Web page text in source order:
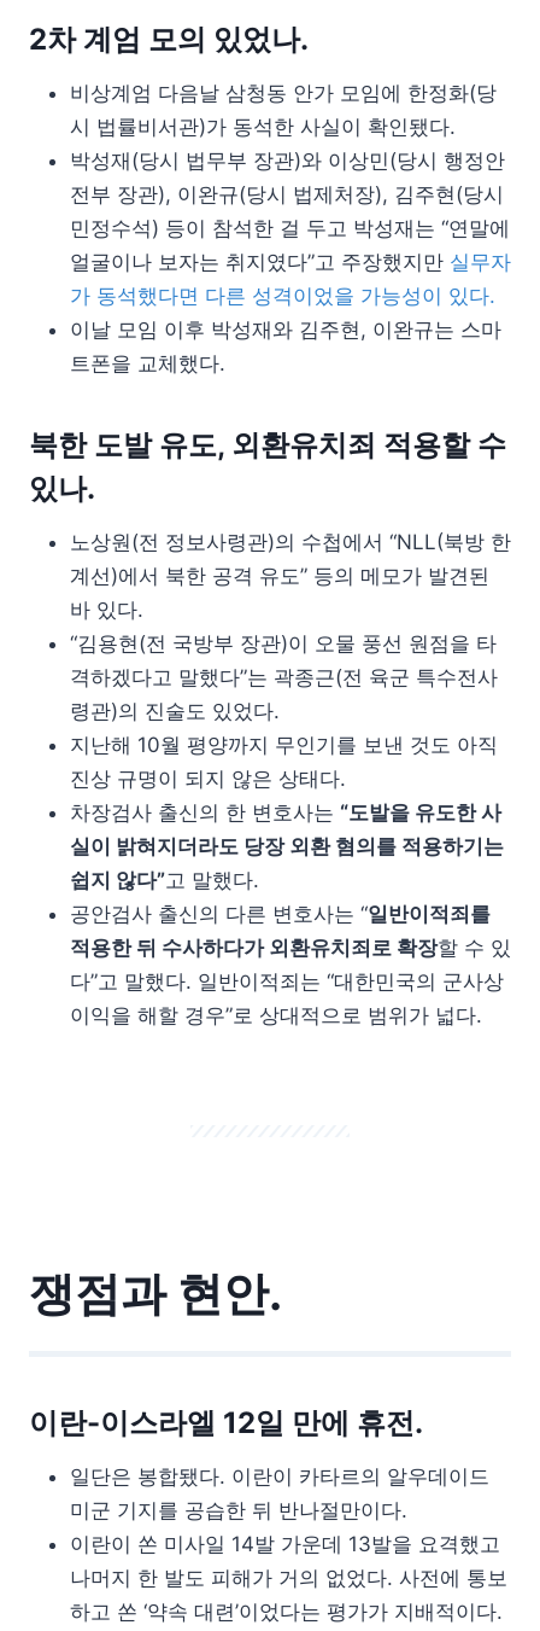
2차 계엄 모의 있었나.
비상계엄 다음날 삼청동 안가 모임에 한정화(당
시 법률비서관)가 동석한 사실이 확인됐다.
박성재(당시 법무부 장관)와 이상민(당시 행정안
전부 장관), 이완규(당시 법제처장), 김주현(당시
민정수석) 등이 참석한 걸 두고 박성재는 “연말에
얼굴이나 보자는 취지였다”고 주장했지만 실무자
가 동석했다면 다른 성격이었을 가능성이 있다.
이날 모임 이후 박성재와 김주현, 이완규는 스마
트폰을 교체했다.
북한 도발 유도, 외환유치죄 적용할 수
있나.
노상원(전 정보사령관)의 수첩에서 “NLL(북방 한
계선)에서 북한 공격 유도” 등의 메모가 발견된
바 있다.
“김용현(전 국방부 장관)이 오물 풍선 원점을 타
격하겠다고 말했다”는 곽종근(전 육군 특수전사
령관)의 진술도 있었다.
지난해 10월 평양까지 무인기를 보낸 것도 아직
진상 규명이 되지 않은 상태다.
차장검사 출신의 한 변호사는 “도발을 유도한 사
실이 밝혀지더라도 당장 외환 혐의를 적용하기는
쉽지 않다”고 말했다.
공안검사 출신의 다른 변호사는 “일반이적죄를
적용한 뒤 수사하다가 외환유치죄로 확장할 수 있
다”고 말했다. 일반이적죄는 “대한민국의 군사상
이익을 해할 경우”로 상대적으로 범위가 넓다.
쟁점과 현안.
이란-이스라엘 12일 만에 휴전.
일단은 봉합됐다. 이란이 카타르의 알우데이드
미군 기지를 공습한 뒤 반나절만이다.
이란이 쏜 미사일 14발 가운데 13발을 요격했고
나머지 한 발도 피해가 거의 없었다. 사전에 통보
하고 쏜 ‘약속 대련’이었다는 평가가 지배적이다.